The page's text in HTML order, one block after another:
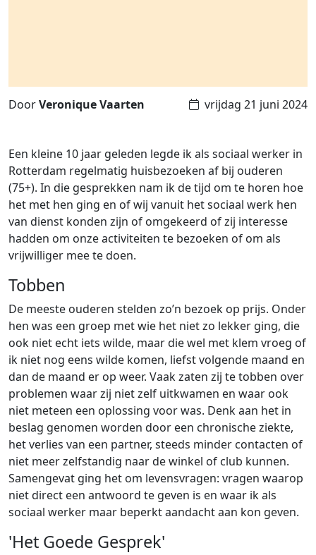
DoorVeronique Vaarten vrijdag 21 juni 2024
Een kleine 10 jaar geleden legde ik als sociaal werker in
Rotterdam regelmatig huisbezoeken af bij ouderen
(75+). In die gesprekken nam ik de tijd om te horen hoe
het met hen ging en of wij vanuit het sociaal werk hen
van dienst konden zijn of omgekeerd of zij interesse
hadden om onze activiteiten te bezoeken of om als
vrijwilliger mee te doen.
Tobben
De meeste ouderen stelden zo’n bezoek op prijs. Onder
hen was een groep met wie het niet zo lekker ging, die
ook niet echt iets wilde, maar die wel met klem vroeg of
ik niet nog eens wilde komen, liefst volgende maand en
dan de maand er op weer. Vaak zaten zij te tobben over
problemen waar zij niet zelf uitkwamen en waar ook
niet meteen een oplossing voor was. Denk aan het in
beslag genomen worden door een chronische ziekte,
het verlies van een partner, steeds minder contacten of
niet meer zelfstandig naar de winkel of club kunnen.
Samengevat ging het om levensvragen: vragen waarop
niet direct een antwoord te geven is en waar ik als
sociaal werker maar beperkt aandacht aan kon geven.
'Het Goede Gesprek'